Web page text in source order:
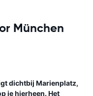
München
dichtbij Marienplatz,
je hierheen. Het